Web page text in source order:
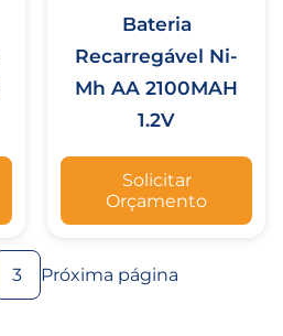
Bateria
Recarregável Ni-
Mh AA 2100MAH
1.2V
Solicitar
Orçamento
3 Próxima página